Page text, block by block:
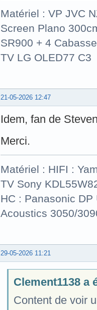
Matériel : VP JVC
Screen Plano
SR900 + 4
TV LG OLED77 C3
21-05-2026 12:47
Idem, fan de
Merci.
Matériel : HIFI :
TV Sony
HC : Panasonic DP
Acoustics 3050/
29-05-2026 11:21
Clement1138 a
Content de voir